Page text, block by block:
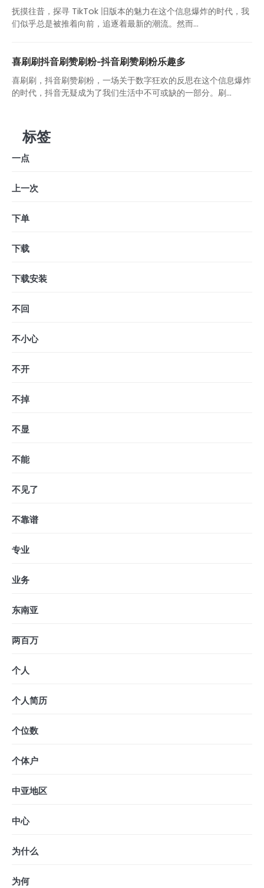
抚摸往昔，探寻 TikTok 旧版本的魅力在这个信息爆炸的时代，我
们似乎总是被推着向前，追逐着最新的潮流。然而...
喜刷刷抖音刷赞刷粉-抖音刷赞刷粉乐趣多
喜刷刷，抖音刷赞刷粉，一场关于数字狂欢的反思在这个信息爆炸
的时代，抖音无疑成为了我们生活中不可或缺的一部分。刷...
标签
一点
上一次
下单
下载
下载安装
不回
不小心
不开
不掉
不显
不能
不见了
不靠谱
专业
业务
东南亚
两百万
个人
个人简历
个位数
个体户
中亚地区
中心
为什么
为何